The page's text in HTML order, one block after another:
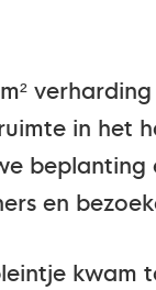
in het
en
kwam